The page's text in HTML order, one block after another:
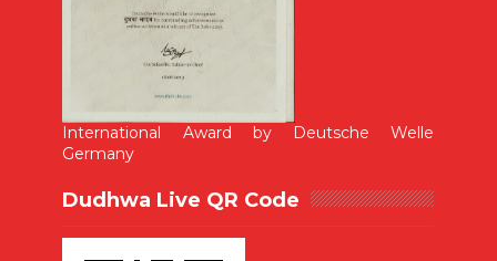
International Award by Deutsche Welle
Germany
Dudhwa Live QR Code